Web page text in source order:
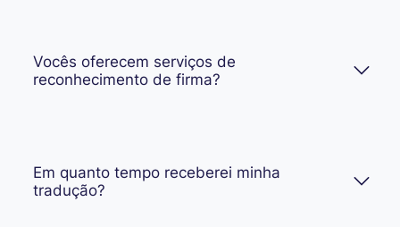
Vocês oferecem serviços de
reconhecimento de firma?
Em quanto tempo receberei minha
tradução?